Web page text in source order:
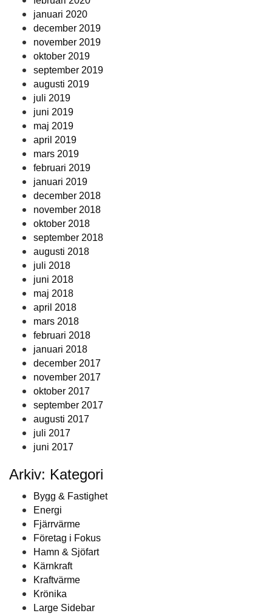
januari 2020
december 2019
november 2019
oktober 2019
september 2019
augusti 2019
juli 2019
juni 2019
maj 2019
april 2019
mars 2019
februari 2019
januari 2019
december 2018
november 2018
oktober 2018
september 2018
augusti 2018
juli 2018
juni 2018
maj 2018
april 2018
mars 2018
februari 2018
januari 2018
december 2017
november 2017
oktober 2017
september 2017
augusti 2017
juli 2017
juni 2017
Arkiv: Kategori
Bygg & Fastighet
Energi
Fjärrvärme
Företag i Fokus
Hamn & Sjöfart
Kärnkraft
Kraftvärme
Krönika
Large Sidebar